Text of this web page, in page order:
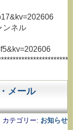
ンネル
メール
テゴリー: お知らせ